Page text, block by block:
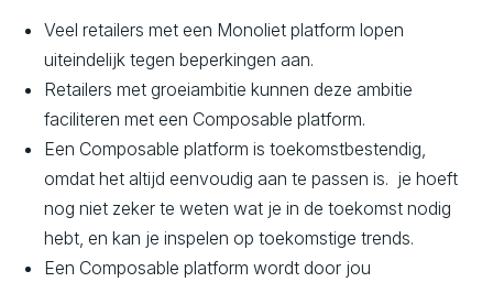
Veel retailers met een Monoliet platform lopen
uiteindelijk tegen beperkingen aan.
Retailers met groeiambitie kunnen deze ambitie
faciliteren met een Composable platform.
Een Composable platform is toekomstbestendig,
omdat het altijd eenvoudig aan te passen is. je hoeft
nog niet zeker te weten wat je in de toekomst nodig
hebt, en kan je inspelen op toekomstige trends.
Een Composable platform wordt door jou